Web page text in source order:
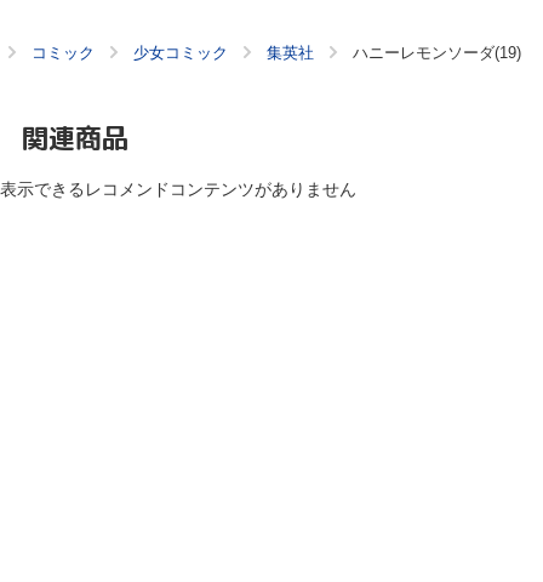
コミック 少女コミック 集英社 ハニーレモンソーダ(19)
関連商品
表示できるレコメンドコンテンツがありません